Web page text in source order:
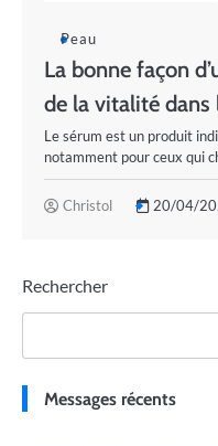
Peau
La bonne façon
de la vitalité dans
Le sérum est un produit
notamment pour ceux qui
Christol 20/04/
Rechercher
Messages récents